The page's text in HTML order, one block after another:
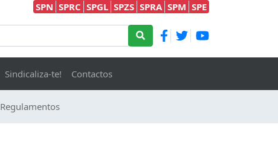
SPN SPRC SPGL SPZS SPRA SPM SPE
Sindicaliza-te! Contactos
Regulamentos